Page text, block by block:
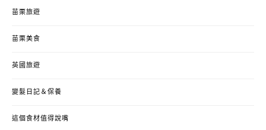
苗栗旅遊
苗栗美食
英國旅遊
變髮日記＆保養
這個食材值得說嘴